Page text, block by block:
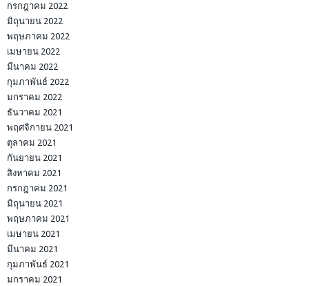
กรกฎาคม 2022
มิถุนายน 2022
พฤษภาคม 2022
เมษายน 2022
มีนาคม 2022
กุมภาพันธ์ 2022
มกราคม 2022
ธันวาคม 2021
พฤศจิกายน 2021
ตุลาคม 2021
กันยายน 2021
สิงหาคม 2021
กรกฎาคม 2021
มิถุนายน 2021
พฤษภาคม 2021
เมษายน 2021
มีนาคม 2021
กุมภาพันธ์ 2021
มกราคม 2021